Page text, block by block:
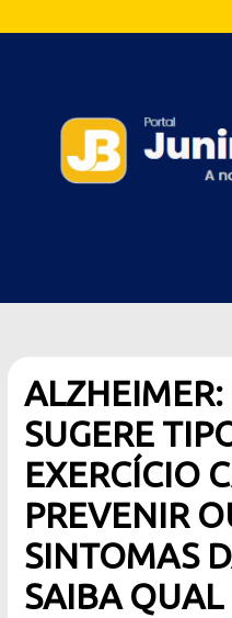
SUGERE
EXERCÍCIO
PREVENIR
SINTOMAS
SAIBA QUAL